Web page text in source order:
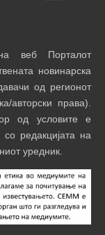
веб Порталот
новинарска
од регионот
авторски права).
од условите е
редакцијата на
уредник.